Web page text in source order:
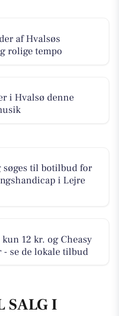
af Hvalsøs
rolige tempo
i Hvalsø denne
søges til botilbud for
i Lejre
12 kr. og Cheasy
- se de lokale tilbud
SALG I